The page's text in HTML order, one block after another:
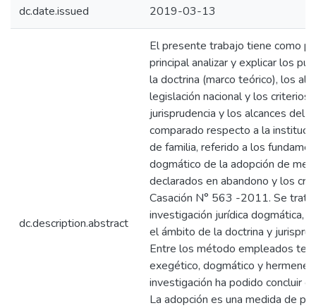
dc.date.issued 2019-03-13
dc.description.abstract
El presente trabajo tiene como
principal analizar y explicar los
la doctrina (marco teórico), los
legislación nacional y los criterios
jurisprudencia y los alcances del
comparado respecto a la
de familia, referido a los
dogmático de la adopción de
declarados en abandono y los
Casación N° 563 -2011. Se trata
investigación jurídica dogmática,
el ámbito de la doctrina y
Entre los método empleados
exegético, dogmático y
investigación ha podido concluir
La adopción es una medida de